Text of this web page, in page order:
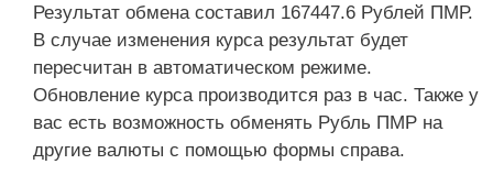
Результат обмена составил 167447.6 Рублей ПМР.
В случае изменения курса результат будет
пересчитан в автоматическом режиме.
Обновление курса производится раз в час. Также у
вас есть возможность обменять Рубль ПМР на
другие валюты с помощью формы справа.